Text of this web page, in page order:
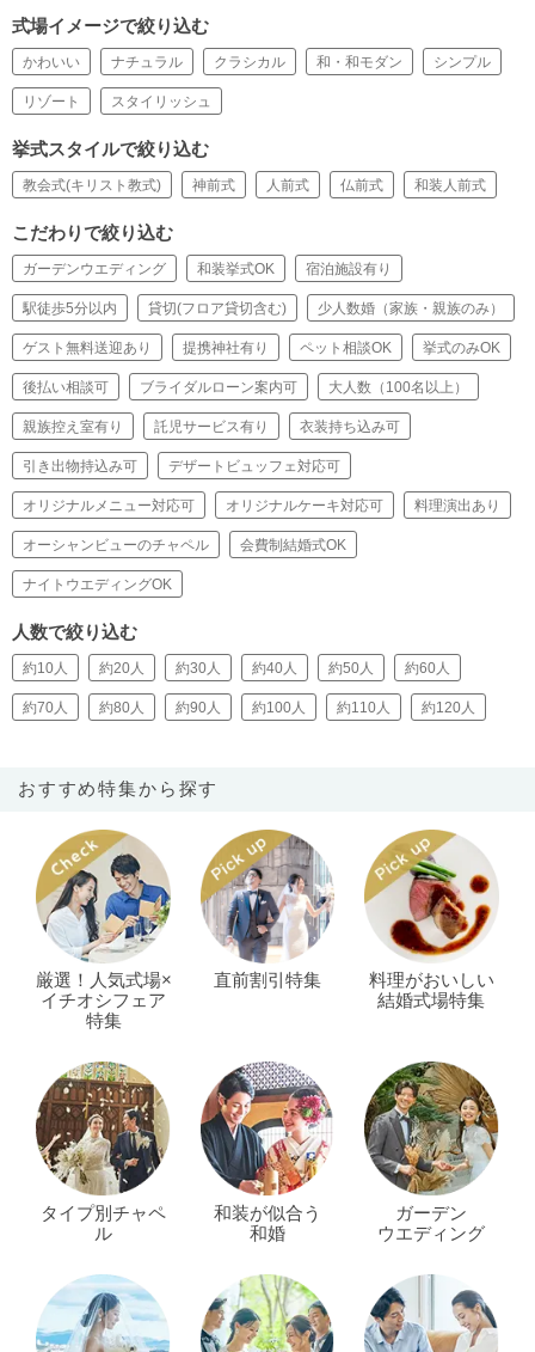
式場イメージで絞り込む
かわいい ナチュラル クラシカル 和・和モダン シンプル
リゾート スタイリッシュ
挙式スタイルで絞り込む
教会式(キリスト教式) 神前式 人前式 仏前式 和装人前式
こだわりで絞り込む
ガーデンウエディング 和装挙式OK 宿泊施設有り
駅徒歩5分以内 貸切(フロア貸切含む) 少人数婚（家族・親族のみ）
ゲスト無料送迎あり 提携神社有り ペット相談OK 挙式のみOK
後払い相談可 ブライダルローン案内可 大人数（100名以上）
親族控え室有り 託児サービス有り 衣装持ち込み可
引き出物持込み可 デザートビュッフェ対応可
オリジナルメニュー対応可 オリジナルケーキ対応可 料理演出あり
オーシャンビューのチャペル 会費制結婚式OK
ナイトウエディングOK
人数で絞り込む
約10人 約20人 約30人 約40人 約50人 約60人
約70人 約80人 約90人 約100人 約110人 約120人
おすすめ特集から探す
厳選！人気式場×
イチオシフェア
特集
直前割引特集
料理がおいしい
結婚式場特集
タイプ別チャペ
ル
和装が似合う
和婚
ガーデン
ウエディング